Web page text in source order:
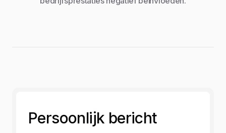
Persoonlijk bericht